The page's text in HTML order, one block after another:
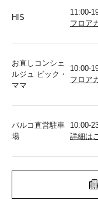
HIS
11:00-
フロア
お直しコンシェ
ルジュ ビック・
ママ
10:00-
フロア
パルコ直営駐車
場
10:00-
詳細は